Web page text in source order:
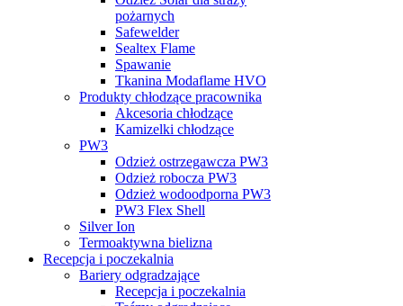
pożarnych
Safewelder
Sealtex Flame
Spawanie
Tkanina Modaflame HVO
Produkty chłodzące pracownika
Akcesoria chłodzące
Kamizelki chłodzące
PW3
Odzież ostrzegawcza PW3
Odzież robocza PW3
Odzież wodoodporna PW3
PW3 Flex Shell
Silver Ion
Termoaktywna bielizna
Recepcja i poczekalnia
Bariery odgradzające
Recepcja i poczekalnia